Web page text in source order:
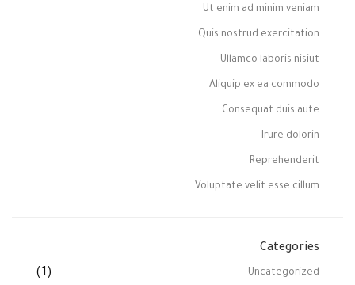
Ut enim ad minim veniam
Quis nostrud exercitation
Ullamco laboris nisiut
Aliquip ex ea commodo
Consequat duis aute
Irure dolorin
Reprehenderit
Voluptate velit esse cillum
Categories
Uncategorized
(1)